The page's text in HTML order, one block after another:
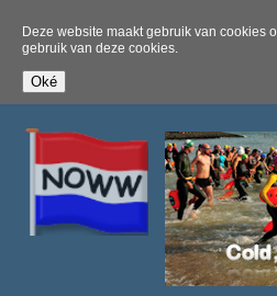
Deze website maakt gebruik van cookies
gebruik van deze cookies.